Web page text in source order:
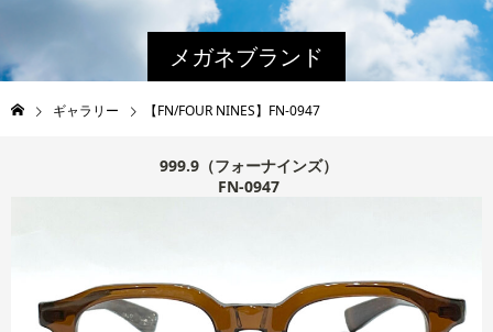
メガネブランド
ギャラリー 【FN/FOUR NINES】FN-0947
999.9（フォーナインズ）
FN-0947